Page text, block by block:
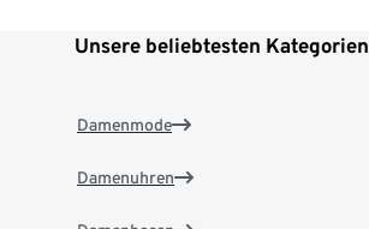
Unsere beliebtesten Kategorien
Damenmode
Damenuhren